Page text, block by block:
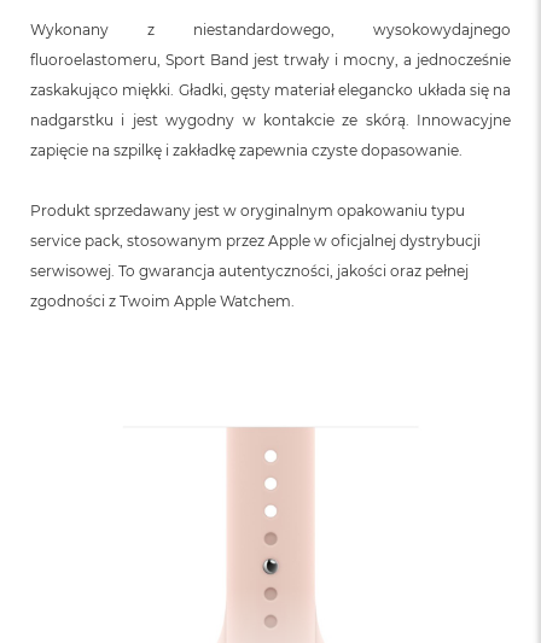
Wykonany z niestandardowego, wysokowydajnego
fluoroelastomeru, Sport Band jest trwały i mocny, a jednocześnie
zaskakująco miękki. Gładki, gęsty materiał elegancko układa się na
nadgarstku i jest wygodny w kontakcie ze skórą. Innowacyjne
zapięcie na szpilkę i zakładkę zapewnia czyste dopasowanie.
Produkt sprzedawany jest w oryginalnym opakowaniu typu
service pack, stosowanym przez Apple w oficjalnej dystrybucji
serwisowej. To gwarancja autentyczności, jakości oraz pełnej
zgodności z Twoim Apple Watchem.